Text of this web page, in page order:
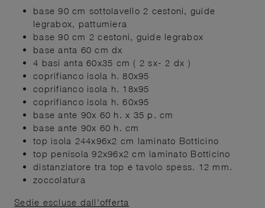
base 90 cm sottolavello 2 cestoni, guide
legrabox, pattumiera
base 90 cm 2 cestoni, guide legrabox
base anta 60 cm dx
4 basi anta 60x35 cm ( 2 sx- 2 dx )
coprifianco isola h. 80x95
coprifianco isola h. 18x95
coprifianco isola h. 60x95
base ante 90x 60 h. x 35 p. cm
base ante 90x 60 h. cm
top isola 244x96x2 cm laminato Botticino
top penisola 92x96x2 cm laminato Botticino
distanziatore tra top e tavolo spess. 12 mm.
zoccolatura
Sedie escluse dall'offerta